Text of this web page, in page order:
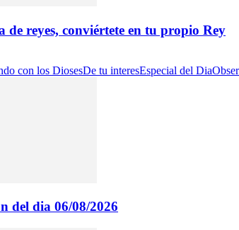
de reyes, conviértete en tu propio Rey
con los DiosesDe tu interesEspecial del Dia
del dia 06/08/2026